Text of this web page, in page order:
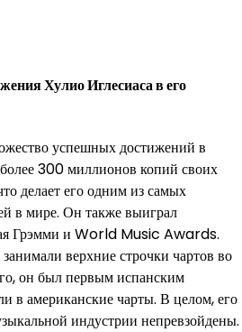
Хулио Иглесиаса в его
успешных достижений в
300 миллионов копий своих
делает его одним из самых
в мире. Он также выиграл
Грэмми и World Music Awards.
верхние строчки чартов во
он был первым испанским
в американские чарты. В целом, его
индустрии непревзойдены.